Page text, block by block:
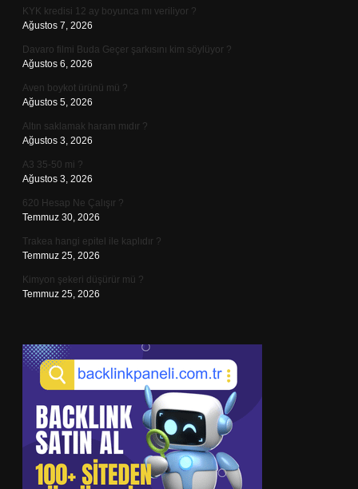
KYK kredisi 12 ay boyunca mı veriliyor ?
Ağustos 7, 2026
Davaro filmi Buda Geçer şarkısını kim söylüyor ?
Ağustos 6, 2026
Aven boykot ürünü mü ?
Ağustos 5, 2026
Altın saklamak haram mıdır ?
Ağustos 3, 2026
A3 35-50 mi ?
Ağustos 3, 2026
620 Hesap Ne Çalışır ?
Temmuz 30, 2026
Trakea hangi epitel ile kaplıdır ?
Temmuz 25, 2026
Kimyon şekeri düşürür mü ?
Temmuz 25, 2026